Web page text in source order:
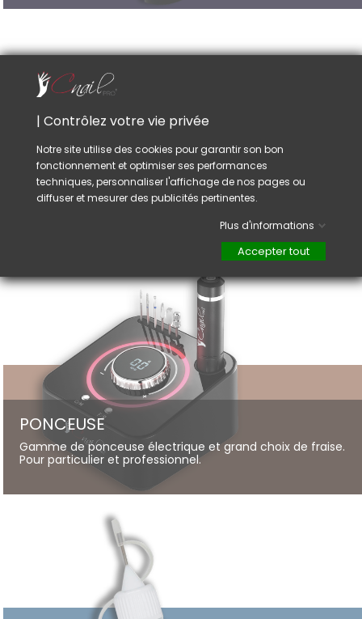
LAMPE UV
Gamme de lampes UV + LED nouvelles technologies.
PONCEUSE
Gamme de ponceuse électrique et grand choix de fraise.
Pour particulier et professionnel.
| Contrôlez votre vie privée
Notre site utilise des cookies pour garantir son bon
fonctionnement et optimiser ses performances
techniques, personnaliser l'affichage de nos pages ou
diffuser et mesurer des publicités pertinentes.
Plus d'informations
Accepter tout